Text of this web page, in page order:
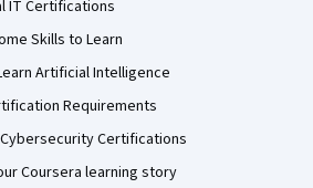
IT Certifications
Skills to Learn
Artificial Intelligence
Requirements
Certifications
Coursera learning story